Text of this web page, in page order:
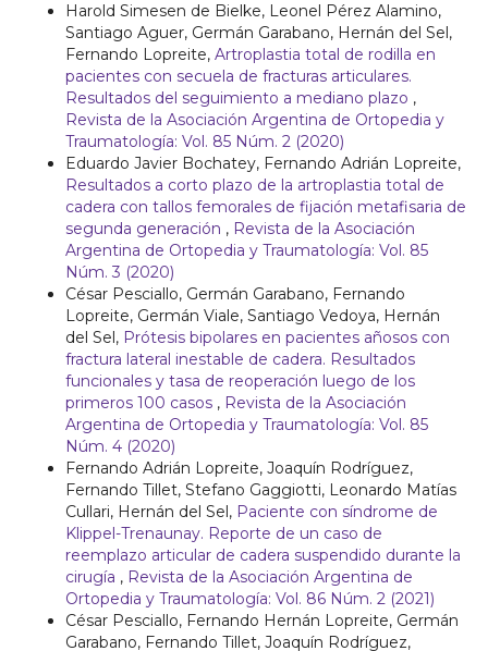
Harold Simesen de Bielke, Leonel Pérez Alamino,
Santiago Aguer, Germán Garabano, Hernán del Sel,
Fernando Lopreite, Artroplastia total de rodilla en
pacientes con secuela de fracturas articulares.
Resultados del seguimiento a mediano plazo ,
Revista de la Asociación Argentina de Ortopedia y
Traumatología: Vol. 85 Núm. 2 (2020)
Eduardo Javier Bochatey, Fernando Adrián Lopreite,
Resultados a corto plazo de la artroplastia total de
cadera con tallos femorales de fijación metafisaria de
segunda generación , Revista de la Asociación
Argentina de Ortopedia y Traumatología: Vol. 85
Núm. 3 (2020)
César Pesciallo, Germán Garabano, Fernando
Lopreite, Germán Viale, Santiago Vedoya, Hernán
del Sel, Prótesis bipolares en pacientes añosos con
fractura lateral inestable de cadera. Resultados
funcionales y tasa de reoperación luego de los
primeros 100 casos , Revista de la Asociación
Argentina de Ortopedia y Traumatología: Vol. 85
Núm. 4 (2020)
Fernando Adrián Lopreite, Joaquín Rodríguez,
Fernando Tillet, Stefano Gaggiotti, Leonardo Matías
Cullari, Hernán del Sel, Paciente con síndrome de
Klippel-Trenaunay. Reporte de un caso de
reemplazo articular de cadera suspendido durante la
cirugía , Revista de la Asociación Argentina de
Ortopedia y Traumatología: Vol. 86 Núm. 2 (2021)
César Pesciallo, Fernando Hernán Lopreite, Germán
Garabano, Fernando Tillet, Joaquín Rodríguez,